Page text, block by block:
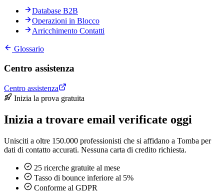
Database B2B
Operazioni in Blocco
Arricchimento Contatti
Glossario
Centro assistenza
Centro assistenza
Inizia la prova gratuita
Inizia a trovare email verificate oggi
Unisciti a oltre 150.000 professionisti che si affidano a Tomba per
dati di contatto accurati. Nessuna carta di credito richiesta.
25 ricerche gratuite al mese
Tasso di bounce inferiore al 5%
Conforme al GDPR